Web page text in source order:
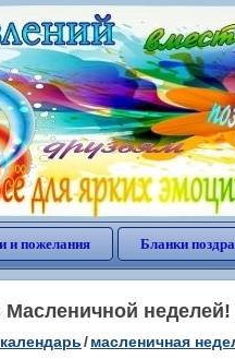
и пожелания Бланки
календарь/масленичная